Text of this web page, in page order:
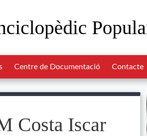
Centre de Documentació Contacte
Costa Iscar